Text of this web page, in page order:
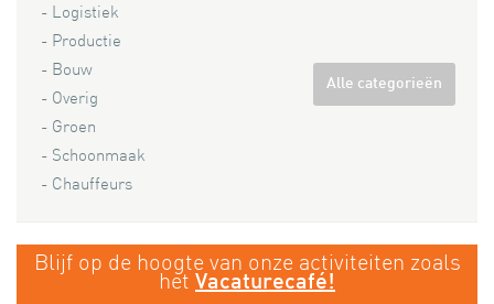
- Logistiek
- Productie
- Bouw
- Overig
- Groen
- Schoonmaak
- Chauffeurs
Alle categorieën
Blijf op de hoogte van onze activiteiten zoals
het Vacaturecafé!